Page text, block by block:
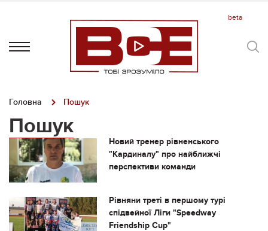
Головна Пошук
Пошук
Новий тренер рівненського
"Кардиналу" про найближчі
перспективи команди
Рівняни треті в першому турі
спідвейної Ліги "Speedway
Friendship Cup"